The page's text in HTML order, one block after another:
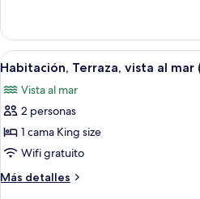
(New
Villeggiatura)
vista
al
mar
Villeggiatura)
Abrir
todas
las
fotos
de
Habitación,
Terraza,
vista
6
Habitación, Terraza, vista al mar
Vista al mar
2 personas
1 cama King size
Wifi gratuito
Más detalles
Más